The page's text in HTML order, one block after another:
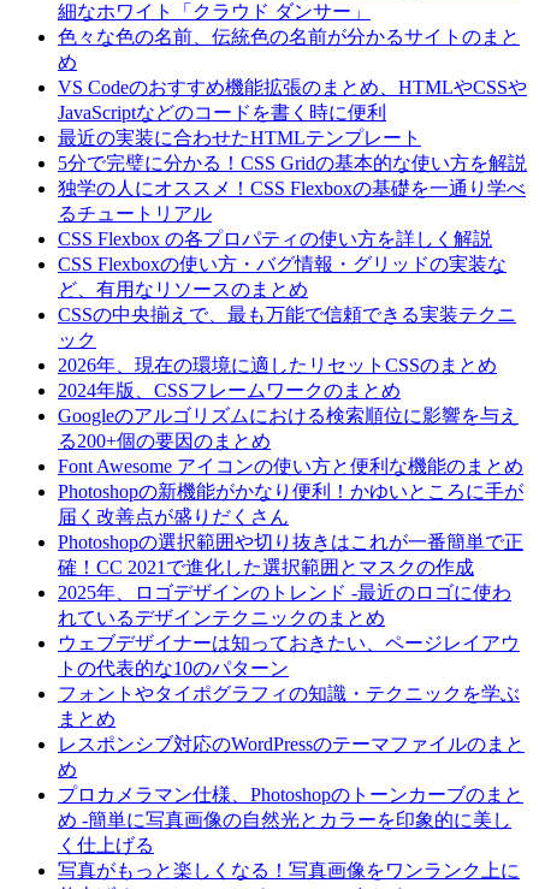
細なホワイト「クラウド ダンサー」
色々な色の名前、伝統色の名前が分かるサイトのまと
め
VS Codeのおすすめ機能拡張のまとめ、HTMLやCSSや
JavaScriptなどのコードを書く時に便利
最近の実装に合わせたHTMLテンプレート
5分で完璧に分かる！CSS Gridの基本的な使い方を解説
独学の人にオススメ！CSS Flexboxの基礎を一通り学べ
るチュートリアル
CSS Flexbox の各プロパティの使い方を詳しく解説
CSS Flexboxの使い方・バグ情報・グリッドの実装な
ど、有用なリソースのまとめ
CSSの中央揃えで、最も万能で信頼できる実装テクニ
ック
2026年、現在の環境に適したリセットCSSのまとめ
2024年版、CSSフレームワークのまとめ
Googleのアルゴリズムにおける検索順位に影響を与え
る200+個の要因のまとめ
Font Awesome アイコンの使い方と便利な機能のまとめ
Photoshopの新機能がかなり便利！かゆいところに手が
届く改善点が盛りだくさん
Photoshopの選択範囲や切り抜きはこれが一番簡単で正
確！CC 2021で進化した選択範囲とマスクの作成
2025年、ロゴデザインのトレンド -最近のロゴに使わ
れているデザインテクニックのまとめ
ウェブデザイナーは知っておきたい、ページレイアウ
トの代表的な10のパターン
フォントやタイポグラフィの知識・テクニックを学ぶ
まとめ
レスポンシブ対応のWordPressのテーマファイルのまと
め
プロカメラマン仕様、Photoshopのトーンカーブのまと
め -簡単に写真画像の自然光とカラーを印象的に美し
く仕上げる
写真がもっと楽しくなる！写真画像をワンランク上に